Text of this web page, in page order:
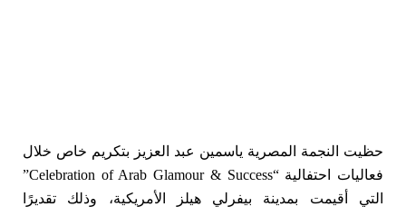
حظيت النجمة المصرية ياسمين عبد العزيز بتكريم خاص خلال
فعاليات احتفالية “Celebration of Arab Glamour & Success”
التي أقيمت بمدينة بيفرلي هيلز الأمريكية، وذلك تقديرًا